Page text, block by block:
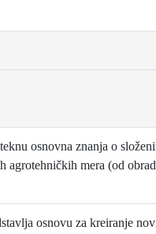
osnovna znanja o
mera (od
osnovu za kreiranje